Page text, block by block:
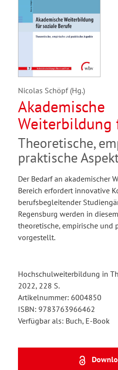
Nicolas Schöpf (Hg.)
Akademische
Weiterbildung
Berufe
Theoretische,
praktische
Der Bedarf an akademischer
Bereich erfordert innovative
berufsbegleitender
Regensburg werden in
theoretische, empirische und
vorgestellt.
Hochschulweiterbildung in
2022, 228 S.
Artikelnummer: 6004850
ISBN: 9783763966462
Verfügbar als: Buch, E-Book